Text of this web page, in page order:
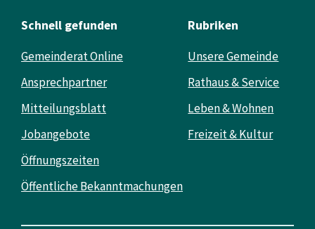
Schnell gefunden
Gemeinderat Online
Ansprechpartner
Mitteilungsblatt
Jobangebote
Öffnungszeiten
Öffentliche Bekanntmachungen
Rubriken
Unsere Gemeinde
Rathaus & Service
Leben & Wohnen
Freizeit & Kultur